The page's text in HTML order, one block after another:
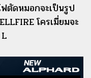
ตัดหมอกจะเป็นรูป
โครเมี่ยมจะ